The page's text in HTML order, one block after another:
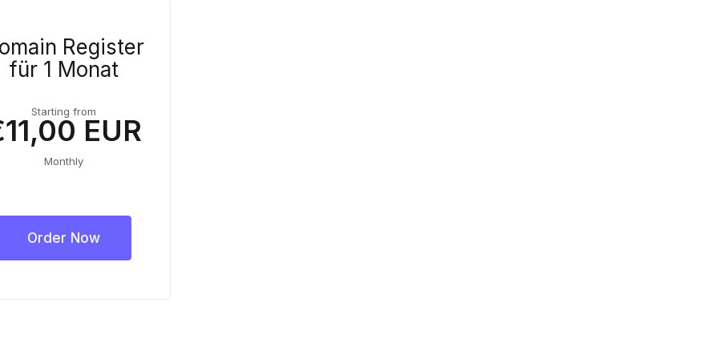
Register
für 1 Monat
Starting from
EUR
Monthly
Order Now